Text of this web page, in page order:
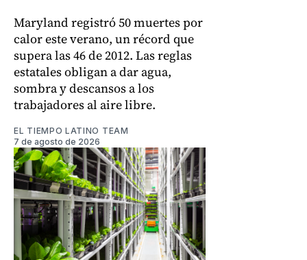
Maryland registró 50 muertes por
calor este verano, un récord que
supera las 46 de 2012. Las reglas
estatales obligan a dar agua,
sombra y descansos a los
trabajadores al aire libre.
EL TIEMPO LATINO TEAM
7 de agosto de 2026